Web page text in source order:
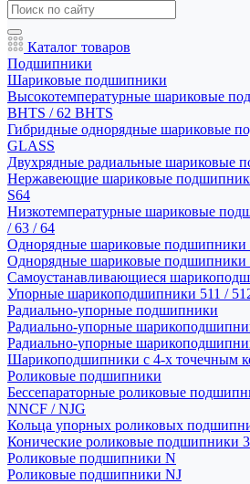
Каталог товаров
Подшипники
Шариковые подшипники
Высокотемпературные шариковые
BHTS / 62 BHTS
Гибридные однорядные шариковые
GLASS
Двухрядные радиальные шариковые
Нержавеющие шариковые
S64
Низкотемпературные шариковые
/ 63 / 64
Однорядные шариковые подшипники
Однорядные шариковые подшипники
Самоустанавливающиеся
Упорные шарикоподшипники 511 /
Радиально-упорные подшипники
Радиально-упорные
Радиально-упорные
Шарикоподшипники с 4-х точечным
Роликовые подшипники
Бессепараторные роликовые
NNCF / NJG
Кольца упорных роликовых
Конические роликовые подшипники
Роликовые подшипники N
Роликовые подшипники NJ